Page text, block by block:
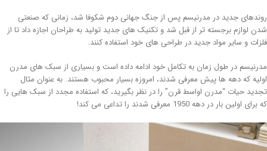
جدید در مدرنیسم پس از جنگ جهانی دوم شکوفا شد، زمانی که صنعتی
لوازم برجسته تر از قبل شد و تکنیک های جدید تولید به طراحان اجازه داد تا از
و سایر مواد جدید در طراحی های خود استفاده کنند.
در طول زمان به تکامل خود ادامه داده است و بسیاری از سبک های مدرن
که دهه ها پیش معرفی شدند، امروزه بسیار محبوب هستند. به عنوان مثال
حیات “مدرن اواسط قرن” را در نظر بگیرید، که استفاده مجدد از سبک هایی را
اولین بار در دهه 1950 معرفی شدند را تداعی می کند!